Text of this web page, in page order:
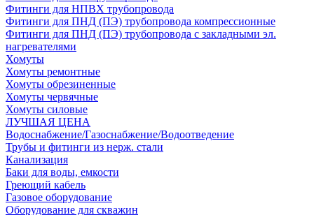
Фитинги для НПВХ трубопровода
Фитинги для ПНД (ПЭ) трубопровода компрессионные
Фитинги для ПНД (ПЭ) трубопровода с закладными эл.
нагревателями
Хомуты
Хомуты ремонтные
Хомуты обрезиненные
Хомуты червячные
Хомуты силовые
ЛУЧШАЯ ЦЕНА
Водоснабжение/Газоснабжение/Водоотведение
Трубы и фитинги из нерж. стали
Канализация
Баки для воды, емкости
Греющий кабель
Газовое оборудование
Оборудование для скважин